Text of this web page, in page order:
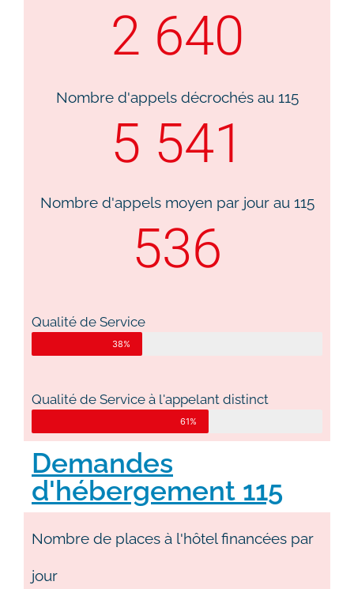
2 640
Nombre d'appels décrochés au 115​
5 541
Nombre d'appels moyen par jour au 115
536
Qualité de Service
38%
Qualité de Service à l'appelant distinct
61%
Demandes
d'hébergement 115
Nombre de places à l'hôtel financées par
jour